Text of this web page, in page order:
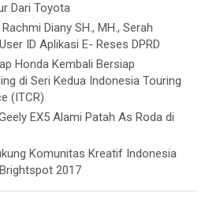
Dari Toyota
Diany SH., MH., Serah
ID Aplikasi E- Reses DPRD
Honda Kembali Bersiap
di Seri Kedua Indonesia Touring
(ITCR)
EX5 Alami Patah As Roda di
Komunitas Kreatif Indonesia
2017